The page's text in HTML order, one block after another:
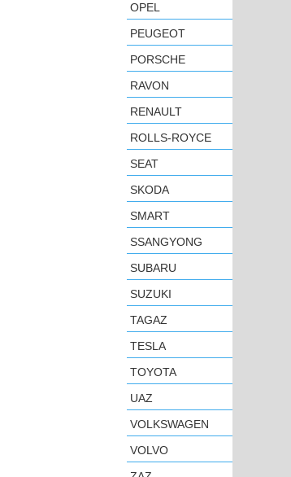
OPEL
PEUGEOT
PORSCHE
RAVON
RENAULT
ROLLS-ROYCE
SEAT
SKODA
SMART
SSANGYONG
SUBARU
SUZUKI
TAGAZ
TESLA
TOYOTA
UAZ
VOLKSWAGEN
VOLVO